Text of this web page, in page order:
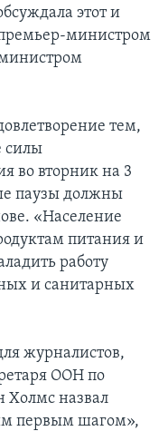
этот и
министром
тем,
силы
во вторник на 3
паузы должны
«Население
питания и
работу
и санитарных
журналистов,
ООН по
назвал
первым шагом»,